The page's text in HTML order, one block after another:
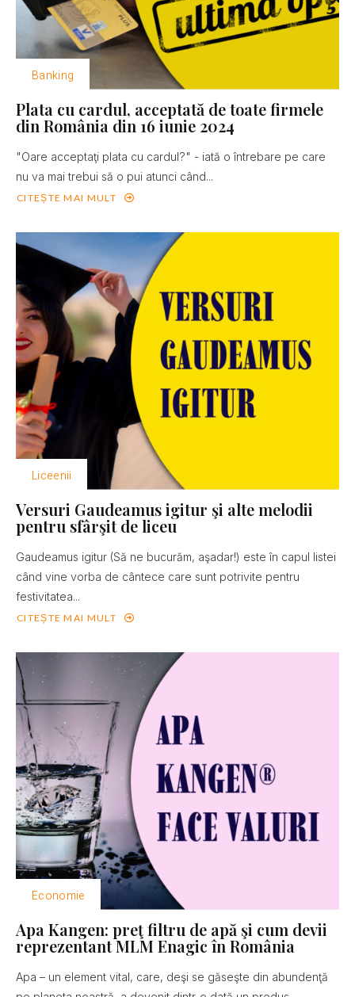
Banking
Plata cu cardul, acceptată de toate firmele
din România din 16 iunie 2024
"Oare acceptaţi plata cu cardul?" - iată o întrebare pe care
nu va mai trebui să o pui atunci când...
CITEȘTE MAI MULT
Liceenii
Versuri Gaudeamus igitur şi alte melodii
pentru sfârşit de liceu
Gaudeamus igitur (Să ne bucurăm, aşadar!) este în capul listei
când vine vorba de cântece care sunt potrivite pentru
festivitatea...
CITEȘTE MAI MULT
Economie
Apa Kangen: preţ filtru de apă şi cum devii
reprezentant MLM Enagic în România
Apa – un element vital, care, deşi se găseşte din abundenţă